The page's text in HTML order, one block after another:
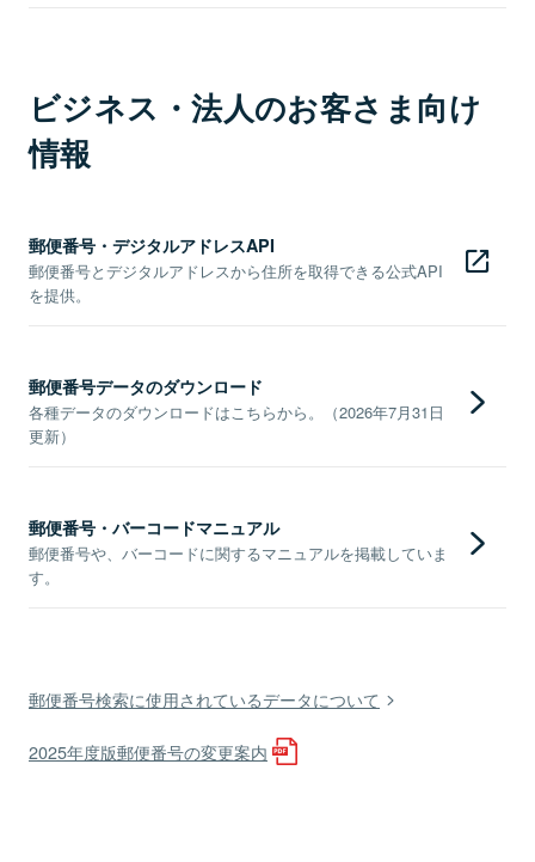
ビジネス・法人のお客さま向け
情報
郵便番号・デジタルアドレスAPI
郵便番号とデジタルアドレスから住所を取得できる公式API
を提供。
郵便番号データのダウンロード
各種データのダウンロードはこちらから。（2026年7月31日
更新）
郵便番号・バーコードマニュアル
郵便番号や、バーコードに関するマニュアルを掲載していま
す。
郵便番号検索に使用されているデータについて
2025年度版郵便番号の変更案内